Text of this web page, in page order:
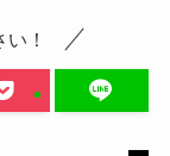
！